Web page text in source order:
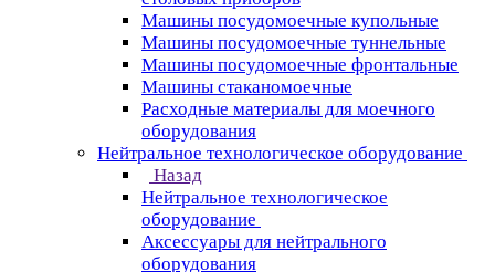
Машины посудомоечные купольные
Машины посудомоечные туннельные
Машины посудомоечные фронтальные
Машины стаканомоечные
Расходные материалы для моечного
оборудования
Нейтральное технологическое оборудование
Назад
Нейтральное технологическое
оборудование
Аксессуары для нейтрального
оборудования